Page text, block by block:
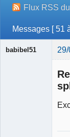
Flux RSS
Messages [ 51
babibel51